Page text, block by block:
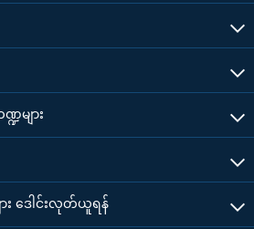
များ
ဒေါင်းလုတ်ယူရန်